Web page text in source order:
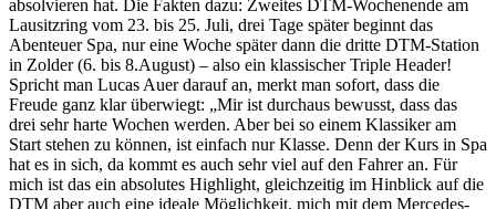
absolvieren hat. Die Fakten dazu: Zweites DTM-Wochenende am
Lausitzring vom 23. bis 25. Juli, drei Tage später beginnt das
Abenteuer Spa, nur eine Woche später dann die dritte DTM-Station
in Zolder (6. bis 8.August) – also ein klassischer Triple Header!
Spricht man Lucas Auer darauf an, merkt man sofort, dass die
Freude ganz klar überwiegt: „Mir ist durchaus bewusst, dass das
drei sehr harte Wochen werden. Aber bei so einem Klassiker am
Start stehen zu können, ist einfach nur Klasse. Denn der Kurs in Spa
hat es in sich, da kommt es auch sehr viel auf den Fahrer an. Für
mich ist das ein absolutes Highlight, gleichzeitig im Hinblick auf die
DTM aber auch eine ideale Möglichkeit, mich mit dem Mercedes-